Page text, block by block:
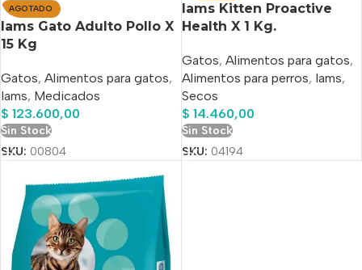
AGOTADO
Iams Gato Adulto Pollo X
15 Kg
Gatos, Alimentos para gatos,
Iams, Medicados
$ 123.600,00
Sin Stock
SKU: 00804
Iams Kitten Proactive
Health X 1 Kg.
Gatos, Alimentos para gatos,
Alimentos para perros, Iams,
Secos
$ 14.460,00
Sin Stock
SKU: 04194